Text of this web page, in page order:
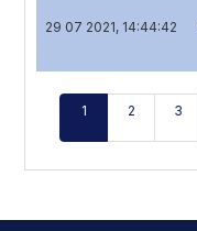
29 07 2021, 14:44:42
1 2 3